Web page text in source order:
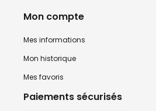
Mon compte
Mes informations
Mon historique
Mes favoris
Paiements sécurisés